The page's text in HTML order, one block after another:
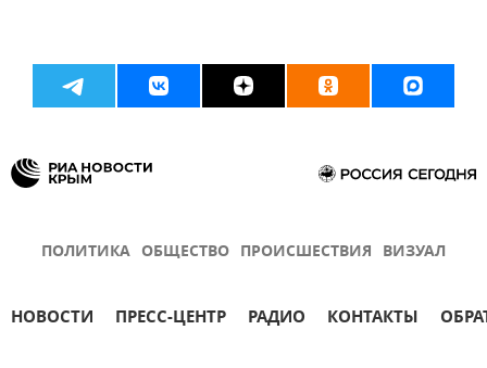
ПОЛИТИКА ОБЩЕСТВО ПРОИСШЕСТВИЯ ВИЗУАЛ
НОВОСТИ ПРЕСС-ЦЕНТР РАДИО КОНТАКТЫ